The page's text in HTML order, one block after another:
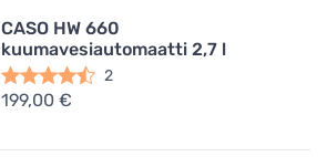
CASO HW 660
kuumavesiautomaatti 2,7 l
2
199,00 €